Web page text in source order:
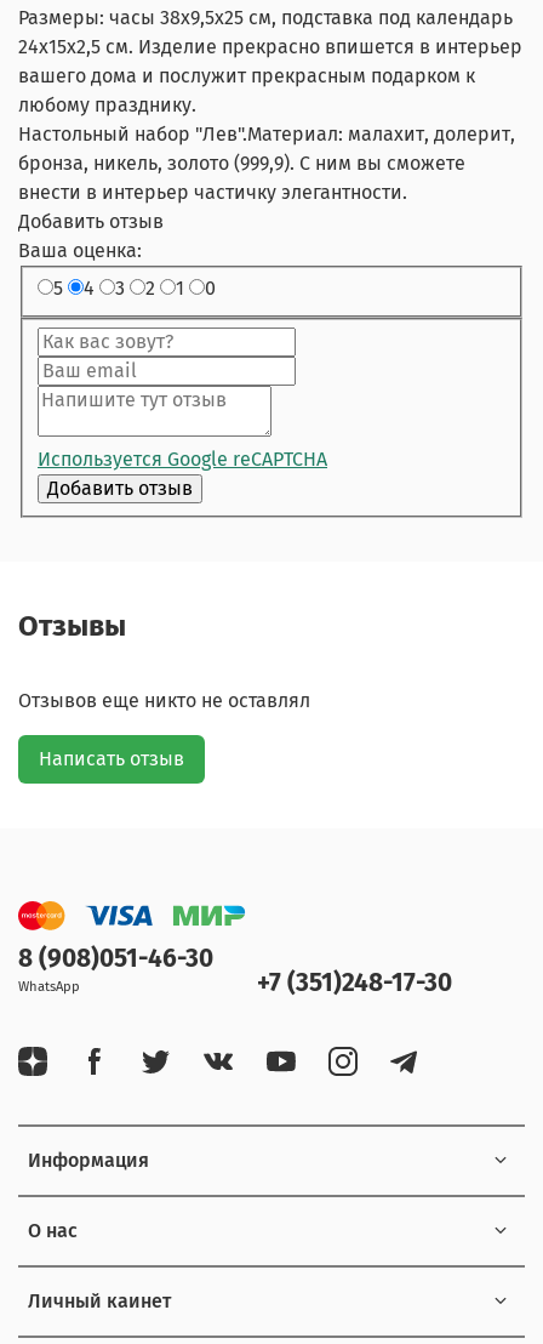
Размеры: часы 38х9,5х25 см, подставка под календарь
24х15х2,5 см. Изделие прекрасно впишется в интерьер
вашего дома и послужит прекрасным подарком к
любому празднику.
Настольный набор "Лев".Материал: малахит, долерит,
бронза, никель, золото (999,9). С ним вы сможете
внести в интерьер частичку элегантности.
Добавить отзыв
Ваша оценка:
5
4 3 2 1 0
Используется Google reCAPTCHA
Отзывы
Отзывов еще никто не оставлял
Написать отзыв
Информация
О нас
Личный каинет
8 (908)051-46-30
WhatsApp +7 (351)248-17-30